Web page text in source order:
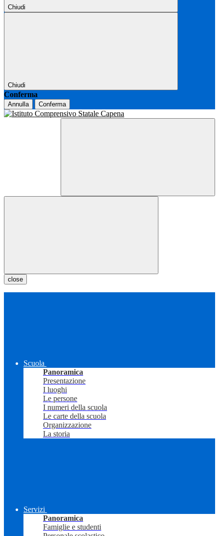
Chiudi
Chiudi
Conferma
Annulla Conferma
close
Scuola
Panoramica
Presentazione
I luoghi
Le persone
I numeri della scuola
Le carte della scuola
Organizzazione
La storia
Servizi
Panoramica
Famiglie e studenti